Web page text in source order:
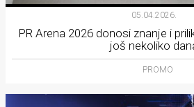
05.04.2026.
PR Arena 2026 donosi znanje i
još nekoliko
PROMO